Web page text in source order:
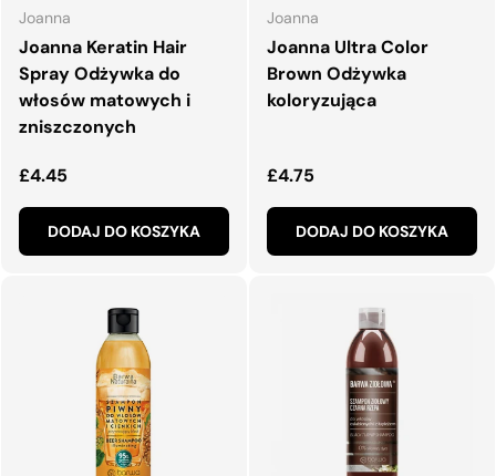
Joanna
Joanna Keratin Hair
Spray Odżywka do
włosów matowych i
zniszczonych
Normalna cena
£4.45
DODAJ DO KOSZYKA
Joanna
Joanna Ultra Color
Brown Odżywka
koloryzująca
Normalna cena
£4.75
DODAJ DO KOSZYKA